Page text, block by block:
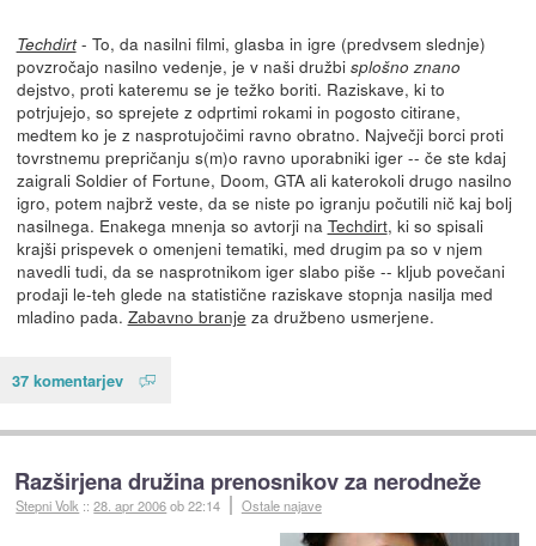
Techdirt- To, da nasilni filmi, glasba in igre (predvsem slednje)
povzročajo nasilno vedenje, je v naši družbi splošno znano
dejstvo, proti kateremu se je težko boriti. Raziskave, ki to
potrjujejo, so sprejete z odprtimi rokami in pogosto citirane,
medtem ko je z nasprotujočimi ravno obratno. Največji borci proti
tovrstnemu prepričanju s(m)o ravno uporabniki iger -- če ste kdaj
zaigrali Soldier of Fortune, Doom, GTA ali katerokoli drugo nasilno
igro, potem najbrž veste, da se niste po igranju počutili nič kaj bolj
nasilnega. Enakega mnenja so avtorji na Techdirt, ki so spisali
krajši prispevek o omenjeni tematiki, med drugim pa so v njem
navedli tudi, da se nasprotnikom iger slabo piše -- kljub povečani
prodaji le-teh glede na statistične raziskave stopnja nasilja med
mladino pada. Zabavno branje za družbeno usmerjene.
37 komentarjev
Razširjena družina prenosnikov za nerodneže
Stepni Volk ::28. apr 2006ob 22:14 Ostale najave